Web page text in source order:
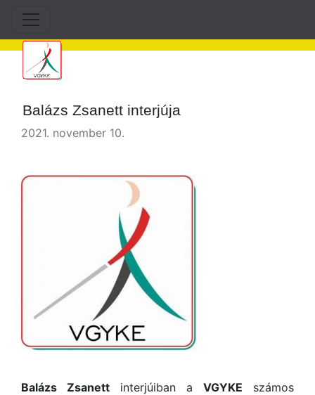
Balázs Zsanett interjúja
2021. november 10.
Balázs Zsanett interjúiban a VGYKE számos